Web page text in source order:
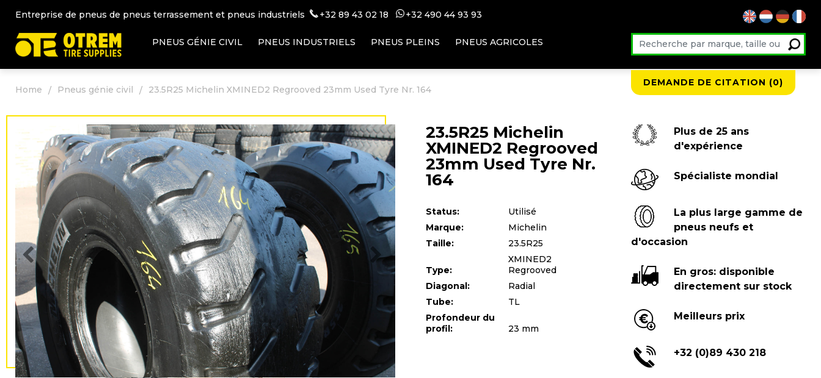
Entreprise de pneus de pneus terrassement et pneus industriels +32 89 43 02 18 +32 490 44 93 93
PNEUS GÉNIE CIVIL PNEUS INDUSTRIELS PNEUS PLEINS PNEUS AGRICOLES
DEMANDE DE CITATION (0)
Home Pneus génie civil 23.5R25 Michelin XMINED2 Regrooved 23mm Used Tyre Nr. 164
23.5R25 Michelin
XMINED2 Regrooved
23mm Used Tyre Nr.
164
Status:
Utilisé
Marque:
Michelin
Taille:
23.5R25
Type:
XMINED2
Regrooved
Diagonal:
Radial
Tube:
TL
Profondeur du
profil:
23 mm
Plus de 25 ans
d'expérience
Spécialiste mondial
La plus large gamme de
pneus neufs et
d'occasion
En gros: disponible
directement sur stock
Meilleurs prix
+32 (0)89 430 218